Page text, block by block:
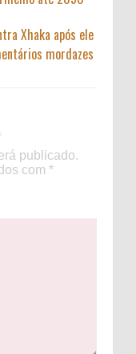
Xhaka após ele
mordazes
publicado.
com *